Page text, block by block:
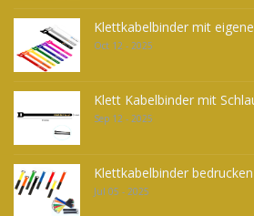
Klettkabelbinder mit
Oct 12 - 2025
Klett Kabelbinder mit
Sep 12 - 2025
Klettkabelbinder
Jul 05 - 2025